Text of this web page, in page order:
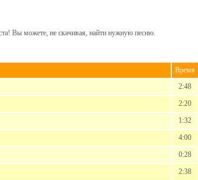
Вы можете, не скачивая, найти нужную песню.
Время
2:48
2:20
1:32
4:00
0:28
2:38